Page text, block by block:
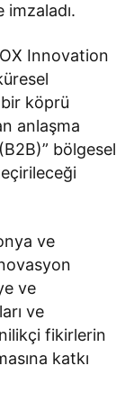
imzaladı.
Innovation
köprü
anlaşma
bölgesel
ve
ve
ve
fikirlerin
katkı